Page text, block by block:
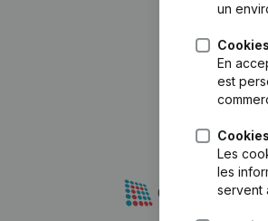
un
En
est
Les
les
servent